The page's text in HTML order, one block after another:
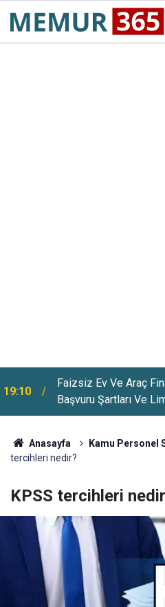
19:10
Faizsiz Ev Ve Araç
Başvuru Şartları Ve
Anasayfa Kamu Personel
tercihleri nedir?
KPSS tercihleri